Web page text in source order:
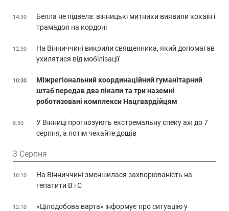
14:30
Белла не підвела: вінницькі митники виявили кокаїн і
трамадол на кордоні
12:30
На Вінниччині викрили священника, який допомагав
ухилятися від мобілізації
10:30
Міжрегіональний координаційний гуманітарний
штаб передав два пікапи та три наземні
роботизовані комплекси Нацгвардійцям
8:30
У Вінниці прогнозують екстремальну спеку аж до 7
серпня, а потім чекайте дощів
3 Серпня
16:10
На Вінниччині зменшилася захворюваність на
гепатити В і С
12:10
«Цілодобова варта» інформує про ситуацію у